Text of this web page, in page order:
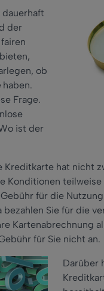
der
ob
haben.
Frage.
ist der
hat nicht
Konditionen teilweise
für die
Sie für die
Kartenabrechnung
für Sie nicht an.
Darüber